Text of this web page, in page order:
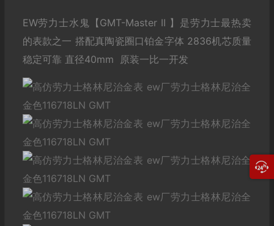
EW劳力士水鬼【GMT-Master II 】是劳力士最热卖
的表款之一 搭配真陶瓷圈口铂金字体 2836机芯质量
稳定可靠 直径40mm 原装一比一开发